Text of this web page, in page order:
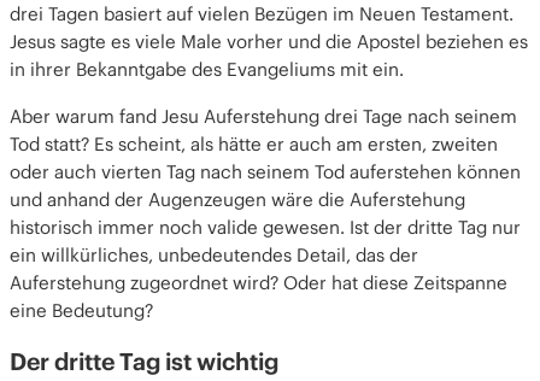
Ein Muster entsteht
Abrahams Prüfung am dritten Tag
Israels „dritter Tag“ am Sinai
Hoseas Hoffnung und Jonas „Auferstehung“
Jesus sagt eine Auferstehung am dritten Tag
vorher
Was bedeutet das für uns?
drei Tagen basiert auf vielen Bezügen im Neuen Testament.
Jesus sagte es viele Male vorher und die Apostel beziehen es
in ihrer Bekanntgabe des Evangeliums mit ein.
Aber warum fand Jesu Auferstehung drei Tage nach seinem
Tod statt? Es scheint, als hätte er auch am ersten, zweiten
oder auch vierten Tag nach seinem Tod auferstehen können
und anhand der Augenzeugen wäre die Auferstehung
historisch immer noch valide gewesen. Ist der dritte Tag nur
ein willkürliches, unbedeutendes Detail, das der
Auferstehung zugeordnet wird? Oder hat diese Zeitspanne
eine Bedeutung?
Der dritte Tag ist wichtig